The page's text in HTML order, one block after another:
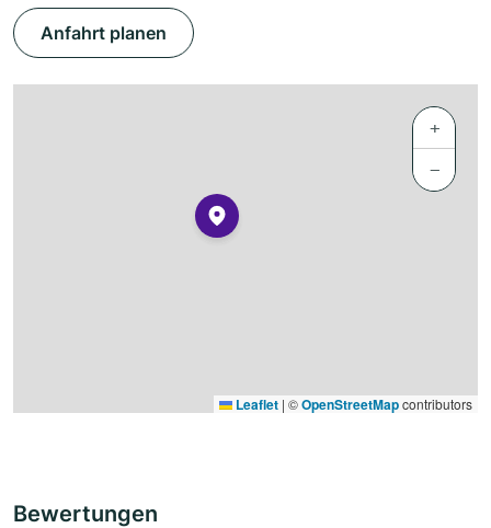
Anfahrt planen
+
−
Leaflet | ©OpenStreetMapcontributors
Bewertungen